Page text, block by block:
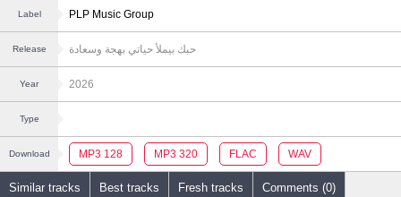
Label PLP Music Group
Release حبك بيملأ حياتي بهجة وسعادة
Year 2026
Type
Download MP3 128 MP3 320 FLAC WAV
Similar tracks Best tracks Fresh tracks Comments (0)